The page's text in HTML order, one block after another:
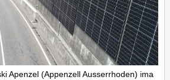
Apenzel (Appenzell Ausserrhoden) ima